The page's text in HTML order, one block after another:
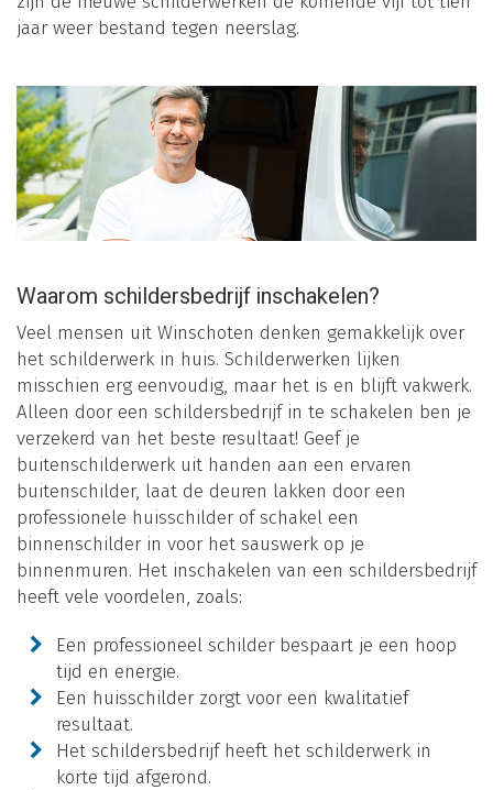
jaar weer bestand tegen neerslag.
Waarom schildersbedrijf inschakelen?
Veel mensen uit Winschoten denken gemakkelijk over
het schilderwerk in huis. Schilderwerken lijken
misschien erg eenvoudig, maar het is en blijft vakwerk.
Alleen door een schildersbedrijf in te schakelen ben je
verzekerd van het beste resultaat! Geef je
buitenschilderwerk uit handen aan een ervaren
buitenschilder, laat de deuren lakken door een
professionele huisschilder of schakel een
binnenschilder in voor het sauswerk op je
binnenmuren. Het inschakelen van een schildersbedrijf
heeft vele voordelen, zoals:
Een professioneel schilder bespaart je een hoop
tijd en energie.
Een huisschilder zorgt voor een kwalitatief
resultaat.
Het schildersbedrijf heeft het schilderwerk in
korte tijd afgerond.